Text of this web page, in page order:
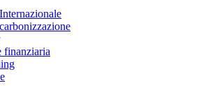
finanziaria